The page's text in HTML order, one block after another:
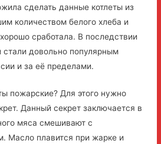
сделать данные котлеты из
количеством белого хлеба и
сработала. В последствии
стали довольно популярным
и за её пределами.
пожарские? Для этого нужно
Данный секрет заключается в
мяса смешивают с
Масло плавится при жарке и